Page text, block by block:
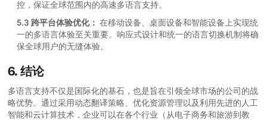
控，保证全球范围内的高速多语言支持。
5.3 跨平台体验优化： 在移动设备、桌面设备和智能设备上实现统
一的多语言体验至关重要。响应式设计和统一的语言切换机制将确
保全球用户的无缝体验。
6. 结论
多语言支持不仅是国际化的基石，也是旨在引领全球市场的公司的战
略优势。通过采用动态翻译策略、优化资源管理以及利用先进的人工
智能和云计算技术，企业可以在各个行业（从电子商务和旅游到教